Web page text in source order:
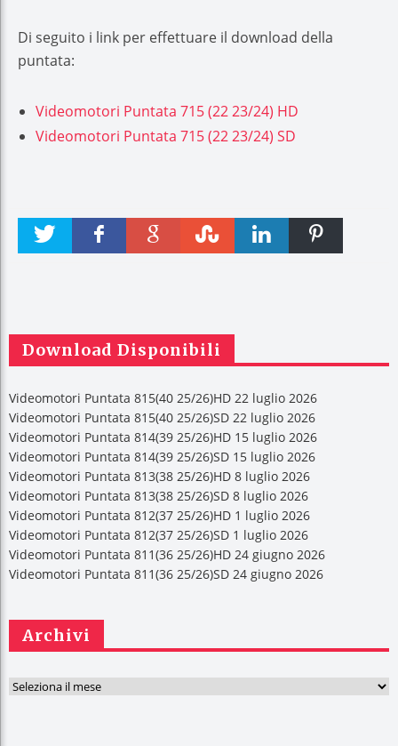
Di seguito i link per effettuare il download della
puntata:
Videomotori Puntata 715 (22 23/24) HD
Videomotori Puntata 715 (22 23/24) SD
Download Disponibili
Videomotori Puntata 815(40 25/26)HD 22 luglio 2026
Videomotori Puntata 815(40 25/26)SD 22 luglio 2026
Videomotori Puntata 814(39 25/26)HD 15 luglio 2026
Videomotori Puntata 814(39 25/26)SD 15 luglio 2026
Videomotori Puntata 813(38 25/26)HD 8 luglio 2026
Videomotori Puntata 813(38 25/26)SD 8 luglio 2026
Videomotori Puntata 812(37 25/26)HD 1 luglio 2026
Videomotori Puntata 812(37 25/26)SD 1 luglio 2026
Videomotori Puntata 811(36 25/26)HD 24 giugno 2026
Videomotori Puntata 811(36 25/26)SD 24 giugno 2026
Archivi
A